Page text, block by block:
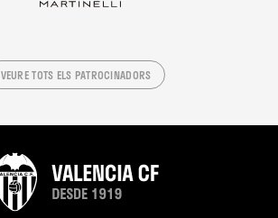
VEURE TOTS ELS PATROCINADORS